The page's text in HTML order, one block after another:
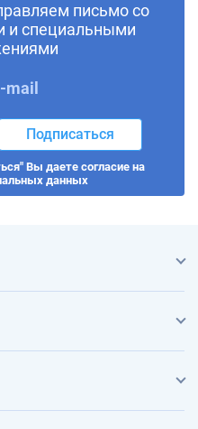
письмо со
и специальными
Подписаться
Вы даете согласие на
данных